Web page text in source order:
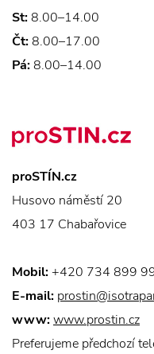
St:8.00–14.00
Čt:8.00–17.00
Pá:8.00–14.00
proSTÍN.cz
Husovo náměstí 20
403 17 Chabařovice
Mobil: +420 734 899
E-mail:
www:www.prostin.cz
Preferujeme předchozí